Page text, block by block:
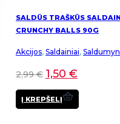
SALDŪS TRAŠKŪS
CRUNCHY BALLS 90G
Akcijos, Saldainiai,
2,99€ 1,50 €
Į KREPŠELĮ